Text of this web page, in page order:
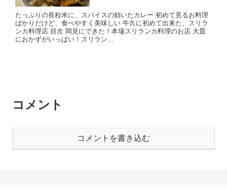
たっぷりの長粒米に、スパイスの効いたカレー 初めて見るお料理
ばかりだけど、食べやすく美味しい 牛久に初めて出来た、スリラ
ンカ料理店 目次 岡見にできた！本場スリランカ料理のお店 大皿
におかずがいっぱい！スリラン...
コメント
コメントを書き込む